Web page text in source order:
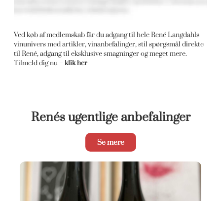
Ved køb af medlemskab får du adgang til hele René Langdahls
vinunivers med artikler, vinanbefalinger, stil spørgsmål direkte
til René, adgang til eksklusive smagninger og meget mere.
Tilmeld dig nu –klik her
Renés ugentlige anbefalinger
Se mere